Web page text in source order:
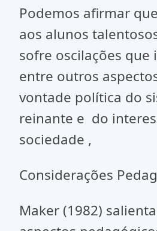
Podemos afirmar
aos alunos
sofre oscilações que
entre outros
vontade política do
reinante e do
sociedade ,
Considerações
Maker (1982)